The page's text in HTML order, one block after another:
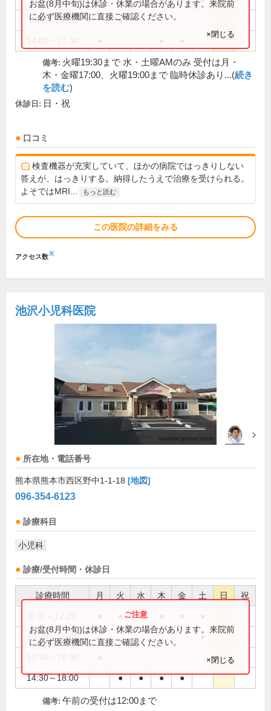
9:00～19:30 ●
お盆(8月中旬)は休診・休業の場合があります。来院前
に必ず医療機関に直接ご確認ください。
×閉じる
備考: 火曜19:30まで 水・土曜AMのみ 受付は月・
木・金曜17:00、火曜19:00まで 臨時休診あり...(続き
を読む)
休診日: 日・祝
口コミ
検査機器が充実していて、ほかの病院ではっきりしない
答えが、はっきりする。納得したうえで治療を受けられる。
よそではMRI...
もっと読む
この医院の詳細をみる
アクセス数※
池沢小児科医院
所在地・電話番号
熊本県熊本市西区野中1-1-18 [地図]
096-354-6123
診療科目
小児科
診療/受付時間・休診日
診療時間 月 火 水 木 金 土 日 祝
●
13:30～15:00 ●
14:30～18:00 ● ● ● ●
お盆(8月中旬)は休診・休業の場合があります。来院前
に必ず医療機関に直接ご確認ください。
×閉じる
備考: 午前の受付は12:00まで